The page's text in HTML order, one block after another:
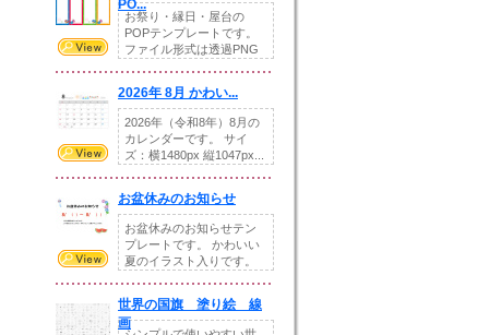
PO...
お祭り・縁日・屋台の
POPテンプレートです。
ファイル形式は透過PNG
2026年 8月 かわい...
2026年（令和8年）8月の
カレンダーです。 サイ
ズ：横1480px 縦1047px...
お盆休みのお知らせ
お盆休みのお知らせテン
プレートです。 かわいい
夏のイラスト入りです。
世界の国旗 塗り絵 線
画